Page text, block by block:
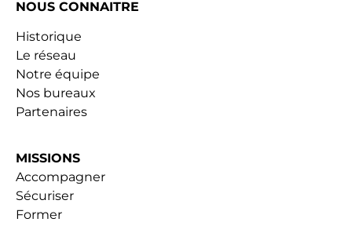
NOUS CONNAITRE
Historique
Le réseau
Notre équipe
Nos bureaux
Partenaires
MISSIONS
Accompagner
Sécuriser
Former